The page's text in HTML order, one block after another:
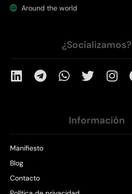
Around the world
¿Socializamos?
Información
Manifiesto
Blog
Contacto